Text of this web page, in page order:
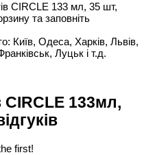
CIRCLE 133 мл, 35 шт,
та заповніть
Київ, Одеса, Харків, Львів,
Луцьк і т.д.
133мл,
first!